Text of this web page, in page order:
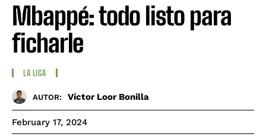
Mbappé: todo listo para
ficharle
LA LIGA
AUTOR: Víctor Loor Bonilla
February 17, 2024